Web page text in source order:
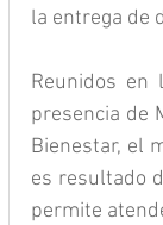
la entrega de
Reunidos en
presencia de
Bienestar, el
es resultado
permite